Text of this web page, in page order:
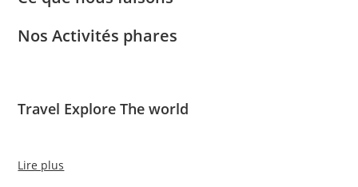
Nos Activités phares
Travel Explore The world
Lire plus